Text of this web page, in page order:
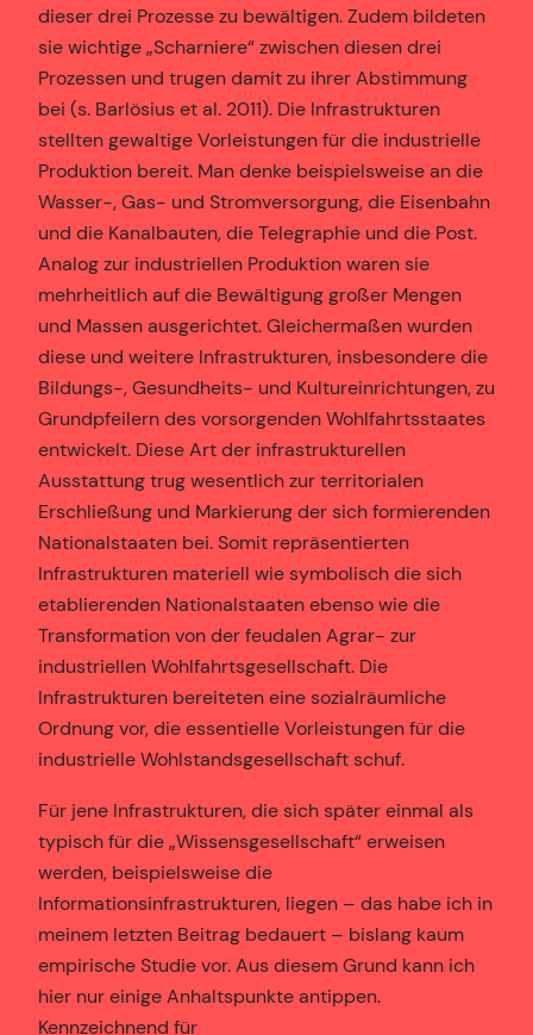
dieser drei Prozesse zu bewältigen. Zudem bildeten
sie wichtige „Scharniere“ zwischen diesen drei
Prozessen und trugen damit zu ihrer Abstimmung
bei (s. Barlösius et al. 2011). Die Infrastrukturen
stellten gewaltige Vorleistungen für die industrielle
Produktion bereit. Man denke beispielsweise an die
Wasser-, Gas- und Stromversorgung, die Eisenbahn
und die Kanalbauten, die Telegraphie und die Post.
Analog zur industriellen Produktion waren sie
mehrheitlich auf die Bewältigung großer Mengen
und Massen ausgerichtet. Gleichermaßen wurden
diese und weitere Infrastrukturen, insbesondere die
Bildungs-, Gesundheits- und Kultureinrichtungen, zu
Grundpfeilern des vorsorgenden Wohlfahrtsstaates
entwickelt. Diese Art der infrastrukturellen
Ausstattung trug wesentlich zur territorialen
Erschließung und Markierung der sich formierenden
Nationalstaaten bei. Somit repräsentierten
Infrastrukturen materiell wie symbolisch die sich
etablierenden Nationalstaaten ebenso wie die
Transformation von der feudalen Agrar- zur
industriellen Wohlfahrtsgesellschaft. Die
Infrastrukturen bereiteten eine sozialräumliche
Ordnung vor, die essentielle Vorleistungen für die
industrielle Wohlstandsgesellschaft schuf.
Für jene Infrastrukturen, die sich später einmal als
typisch für die „Wissensgesellschaft“ erweisen
werden, beispielsweise die
Informationsinfrastrukturen, liegen – das habe ich in
meinem letzten Beitrag bedauert – bislang kaum
empirische Studie vor. Aus diesem Grund kann ich
hier nur einige Anhaltspunkte antippen.
Kennzeichnend für